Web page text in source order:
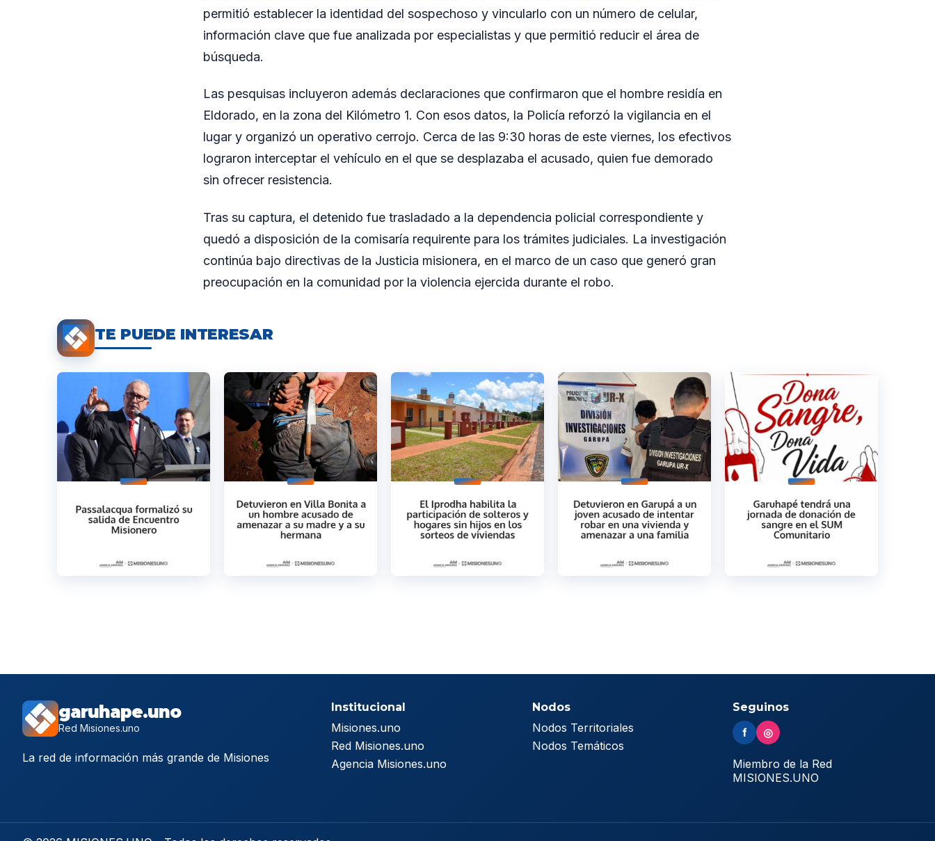
permitió establecer la identidad del sospechoso y vincularlo con un número de celular,
información clave que fue analizada por especialistas y que permitió reducir el área de
búsqueda.
Las pesquisas incluyeron además declaraciones que confirmaron que el hombre residía en
Eldorado, en la zona del Kilómetro 1. Con esos datos, la Policía reforzó la vigilancia en el
lugar y organizó un operativo cerrojo. Cerca de las 9:30 horas de este viernes, los efectivos
lograron interceptar el vehículo en el que se desplazaba el acusado, quien fue demorado
sin ofrecer resistencia.
Tras su captura, el detenido fue trasladado a la dependencia policial correspondiente y
quedó a disposición de la comisaría requirente para los trámites judiciales. La investigación
continúa bajo directivas de la Justicia misionera, en el marco de un caso que generó gran
preocupación en la comunidad por la violencia ejercida durante el robo.
TE PUEDE INTERESAR
garuhape.uno
Red Misiones.uno
La red de información más grande de Misiones
Institucional
Misiones.uno
Red Misiones.uno
Agencia Misiones.uno
Nodos
Nodos Territoriales
Nodos Temáticos
Seguinos
f ◎
Miembro de la Red
MISIONES.UNO